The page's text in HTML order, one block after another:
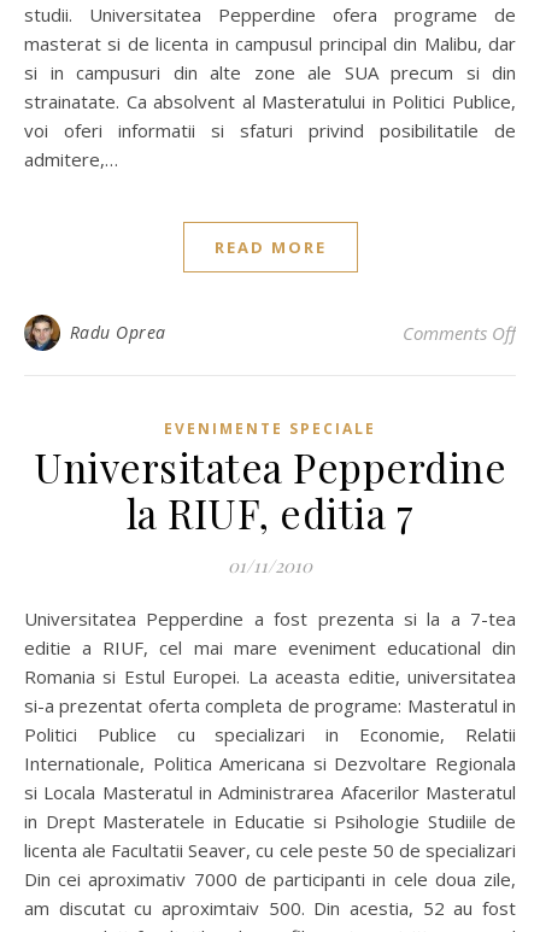
studii. Universitatea Pepperdine ofera programe de
masterat si de licenta in campusul principal din Malibu, dar
si in campusuri din alte zone ale SUA precum si din
strainatate. Ca absolvent al Masteratului in Politici Publice,
voi oferi informatii si sfaturi privind posibilitatile de
admitere,…
READ MORE
Radu Oprea Comments Offon
EVENIMENTE SPECIALE
Universitatea Pepperdine
la RIUF, editia 7
01/11/2010
Universitatea Pepperdine a fost prezenta si la a 7-tea
editie a RIUF, cel mai mare eveniment educational din
Romania si Estul Europei. La aceasta editie, universitatea
si-a prezentat oferta completa de programe: Masteratul in
Politici Publice cu specializari in Economie, Relatii
Internationale, Politica Americana si Dezvoltare Regionala
si Locala Masteratul in Administrarea Afacerilor Masteratul
in Drept Masteratele in Educatie si Psihologie Studiile de
licenta ale Facultatii Seaver, cu cele peste 50 de specializari
Din cei aproximativ 7000 de participanti in cele doua zile,
am discutat cu aproximtaiv 500. Din acestia, 52 au fost